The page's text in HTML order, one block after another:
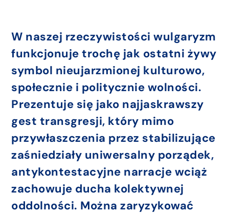
W naszej rzeczywistości wulgaryzm
funkcjonuje trochę jak ostatni żywy
symbol nieujarzmionej kulturowo,
społecznie i politycznie wolności.
Prezentuje się jako najjaskrawszy
gest transgresji, który mimo
przywłaszczenia przez stabilizujące
zaśniedziały uniwersalny porządek,
antykontestacyjne narracje wciąż
zachowuje ducha kolektywnej
oddolności. Można zaryzykować